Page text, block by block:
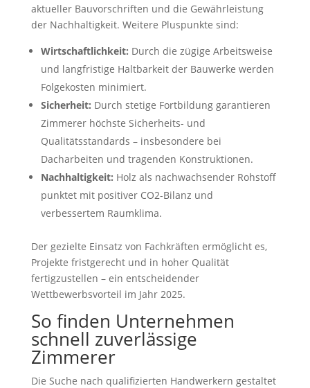
aktueller Bauvorschriften und die Gewährleistung
der Nachhaltigkeit. Weitere Pluspunkte sind:
Wirtschaftlichkeit: Durch die zügige Arbeitsweise
und langfristige Haltbarkeit der Bauwerke werden
Folgekosten minimiert.
Sicherheit: Durch stetige Fortbildung garantieren
Zimmerer höchste Sicherheits- und
Qualitätsstandards – insbesondere bei
Dacharbeiten und tragenden Konstruktionen.
Nachhaltigkeit: Holz als nachwachsender Rohstoff
punktet mit positiver CO2-Bilanz und
verbessertem Raumklima.
Der gezielte Einsatz von Fachkräften ermöglicht es,
Projekte fristgerecht und in hoher Qualität
fertigzustellen – ein entscheidender
Wettbewerbsvorteil im Jahr 2025.
So finden Unternehmen
schnell zuverlässige
Zimmerer
Die Suche nach qualifizierten Handwerkern gestaltet